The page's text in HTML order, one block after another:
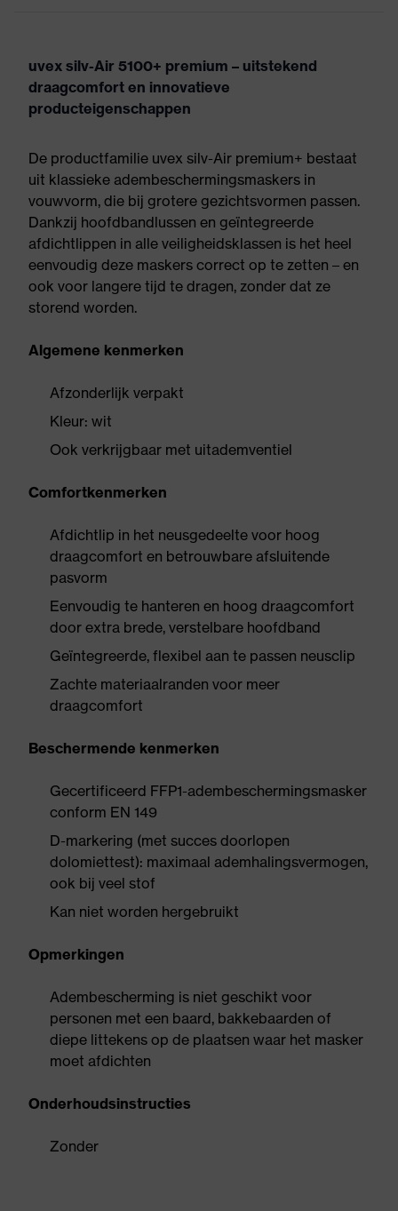
uvex silv-Air 5100+ premium – uitstekend
draagcomfort en innovatieve
producteigenschappen
De productfamilie uvex silv-Air premium+ bestaat
uit klassieke adembeschermingsmaskers in
vouwvorm, die bij grotere gezichtsvormen passen.
Dankzij hoofdbandlussen en geïntegreerde
afdichtlippen in alle veiligheidsklassen is het heel
eenvoudig deze maskers correct op te zetten – en
ook voor langere tijd te dragen, zonder dat ze
storend worden.
Algemene kenmerken
Afzonderlijk verpakt
Kleur: wit
Ook verkrijgbaar met uitademventiel
Comfortkenmerken
Afdichtlip in het neusgedeelte voor hoog
draagcomfort en betrouwbare afsluitende
pasvorm
Eenvoudig te hanteren en hoog draagcomfort
door extra brede, verstelbare hoofdband
Geïntegreerde, flexibel aan te passen neusclip
Zachte materiaalranden voor meer
draagcomfort
Beschermende kenmerken
Gecertificeerd FFP1-adembeschermingsmasker
conform EN 149
D-markering (met succes doorlopen
dolomiettest): maximaal ademhalingsvermogen,
ook bij veel stof
Kan niet worden hergebruikt
Opmerkingen
Adembescherming is niet geschikt voor
personen met een baard, bakkebaarden of
diepe littekens op de plaatsen waar het masker
moet afdichten
Onderhoudsinstructies
Zonder